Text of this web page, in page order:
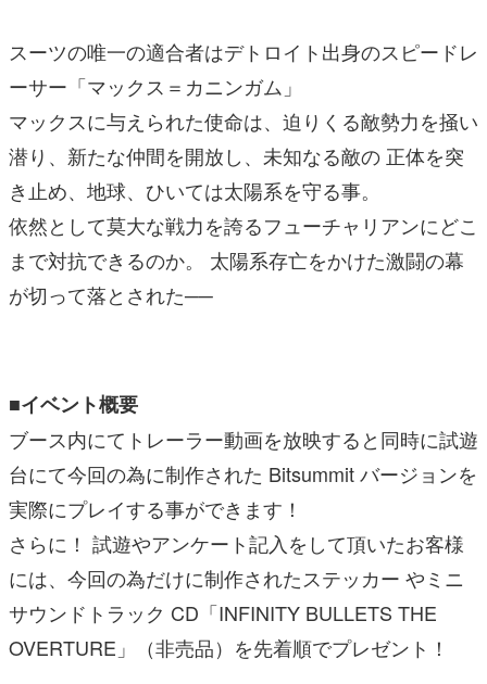
スーツの唯一の適合者はデトロイト出身のスピードレ
ーサー「マックス＝カニンガム」
マックスに与えられた使命は、迫りくる敵勢力を掻い
潜り、新たな仲間を開放し、未知なる敵の 正体を突
き止め、地球、ひいては太陽系を守る事。
依然として莫大な戦力を誇るフューチャリアンにどこ
まで対抗できるのか。 太陽系存亡をかけた激闘の幕
が切って落とされた──
■イベント概要
ブース内にてトレーラー動画を放映すると同時に試遊
台にて今回の為に制作された Bitsummit バージョンを
実際にプレイする事ができます！
さらに！ 試遊やアンケート記入をして頂いたお客様
には、今回の為だけに制作されたステッカー やミニ
サウンドトラック CD「INFINITY BULLETS THE
OVERTURE」（非売品）を先着順でプレゼント！